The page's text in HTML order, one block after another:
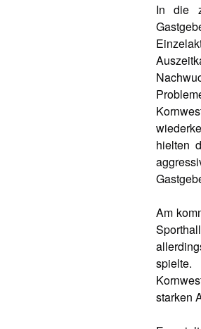
In die
hielten
Am
starken